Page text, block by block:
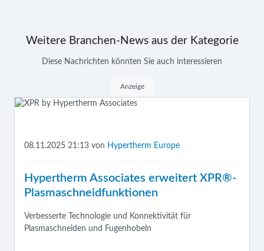
Weitere Branchen-News aus der Kategorie
Diese Nachrichten könnten Sie auch interessieren
Anzeige
08.11.2025 21:13 von Hypertherm Europe
Hypertherm Associates erweitert XPR®-
Plasmaschneidfunktionen
Verbesserte Technologie und Konnektivität für
Plasmaschneiden und Fugenhobeln